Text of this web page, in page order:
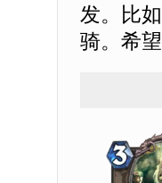
发。比
骑。希